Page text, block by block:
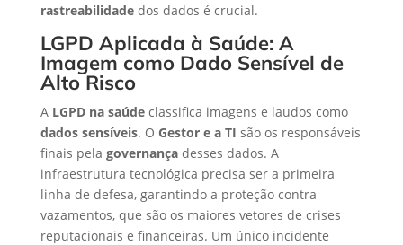
rastreabilidadedos dados é crucial.
LGPD Aplicada à Saúde: A
Imagem como Dado Sensível de
Alto Risco
A LGPD na saúdeclassifica imagens e laudos como
dados sensíveis. O Gestor e a TI são os responsáveis
finais pela governançadesses dados. A
infraestrutura tecnológica precisa ser a primeira
linha de defesa, garantindo a proteção contra
vazamentos, que são os maiores vetores de crises
reputacionais e financeiras. Um único incidente